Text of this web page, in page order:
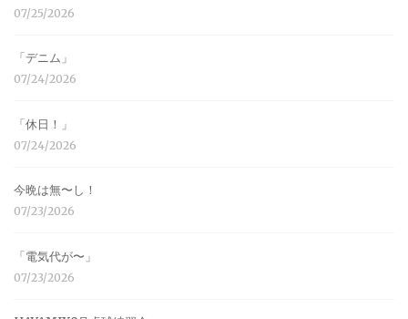
07/25/2026
「デニム」
07/24/2026
「休日！」
07/24/2026
今晩は無〜し！
07/23/2026
「電気代が〜」
07/23/2026